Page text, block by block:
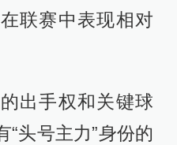
联赛中表现相对
出手权和关键球
“头号主力”身份的